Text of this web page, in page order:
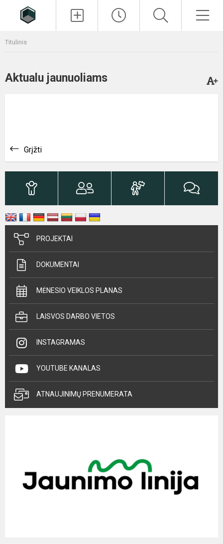
Titulinis
Aktualu jaunuoliams
Grįžti
PROJEKTAI
DOKUMENTAI
MĖNESIO VEIKLOS PLANAS
LAISVOS DARBO VIETOS
INSTAGRAMAS
YOUTUBE KANALAS
ATNAUJINIMŲ PRENUMERATA